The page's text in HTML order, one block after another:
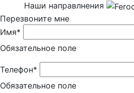
Наши направлнения
Перезвоните мне
Имя*
Обязательное поле
Телефон*
Обязательное поле